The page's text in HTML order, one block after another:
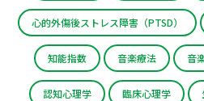
心的外傷後ストレス障害（PTSD）
知能指数 音楽療法 音
認知心理学 臨床心理学